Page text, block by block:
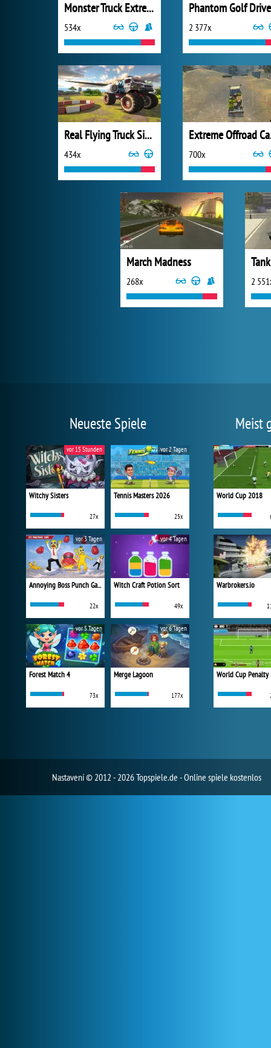
Monster Truck Extreme Racing
534x
Phantom Golf
2 377x
Real Flying Truck Simulator 3D
434x 700x
March Madness
268x 2
Neueste Spiele
Witchy Sisters
27x
vor 15 Stunden
Tennis Masters 2026
25x
vor 2 Tagen
Annoying Boss Punch Game
22x
vor 3 Tagen
Witch Craft Potion Sort
49x
vor 4 Tagen
Forest Match 4
73x
vor 5 Tagen
Merge Lagoon
177x
vor 6 Tagen
Meist
World Cup 2018
Warbrokers.io
World Cup
Nastavení© 2012 - 2026 Topspiele.de - Online spiele kostenlos